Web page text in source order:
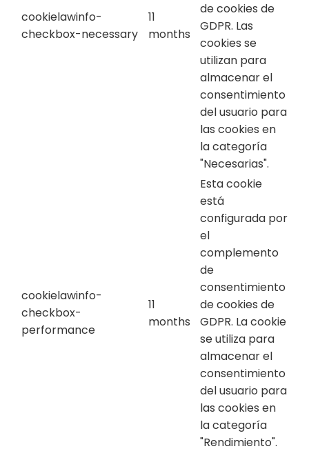
cookielawinfo-
checkbox-necessary
11
months
de cookies de
GDPR. Las
cookies se
utilizan para
almacenar el
consentimiento
del usuario para
las cookies en
la categoría
"Necesarias".
cookielawinfo-
checkbox-
performance
11
months
Esta cookie
está
configurada por
el
complemento
de
consentimiento
de cookies de
GDPR. La cookie
se utiliza para
almacenar el
consentimiento
del usuario para
las cookies en
la categoría
"Rendimiento".